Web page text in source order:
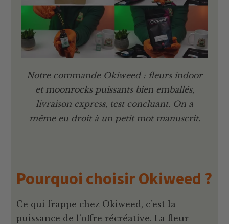
Notre commande Okiweed : fleurs indoor
et moonrocks puissants bien emballés,
livraison express, test concluant. On a
même eu droit à un petit mot manuscrit.
Pourquoi choisir Okiweed ?
Ce qui frappe chez Okiweed, c’est la
puissance de l’offre récréative. La fleur